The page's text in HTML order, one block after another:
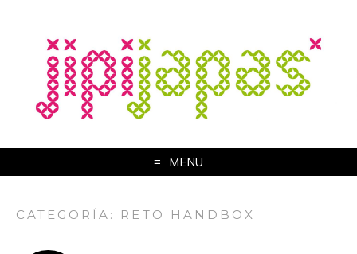
MENU
CATEGORÍA: RETO HANDBOX